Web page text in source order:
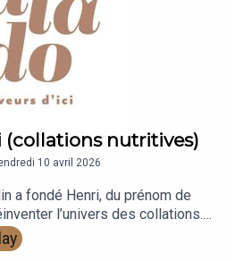
(collations nutritives)
10 avril 2026
a fondé Henri, du prénom de
l’univers des collations.
et nutritives, préparées à
d’allergènes et propose